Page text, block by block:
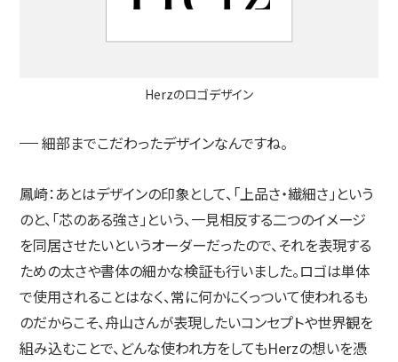
Herzのロゴデザイン
細部までこだわったデザインなんですね。
鳳崎：あとはデザインの印象として、「上品さ・繊細さ」という
のと、「芯のある強さ」という、一見相反する二つのイメージ
を同居させたいというオーダーだったので、それを表現する
ための太さや書体の細かな検証も行いました。ロゴは単体
で使用されることはなく、常に何かにくっついて使われるも
のだからこそ、舟山さんが表現したいコンセプトや世界観を
組み込むことで、どんな使われ方をしてもHerzの想いを憑